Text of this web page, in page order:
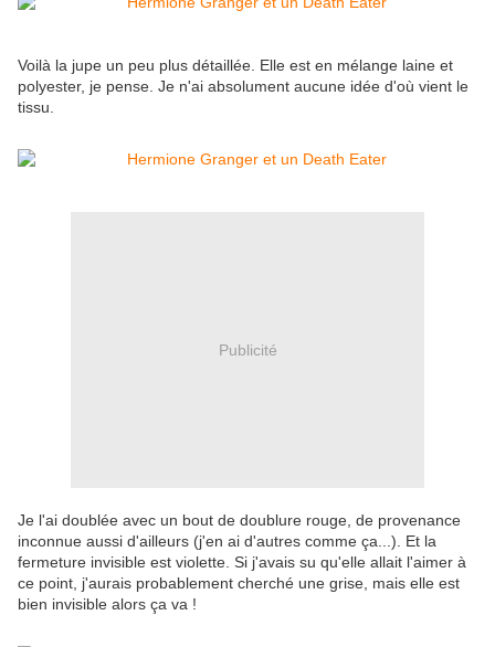
Voilà la jupe un peu plus détaillée. Elle est en mélange laine et
polyester, je pense. Je n'ai absolument aucune idée d'où vient le
tissu.
Publicité
Je l'ai doublée avec un bout de doublure rouge, de provenance
inconnue aussi d'ailleurs (j'en ai d'autres comme ça...). Et la
fermeture invisible est violette. Si j'avais su qu'elle allait l'aimer à
ce point, j'aurais probablement cherché une grise, mais elle est
bien invisible alors ça va !